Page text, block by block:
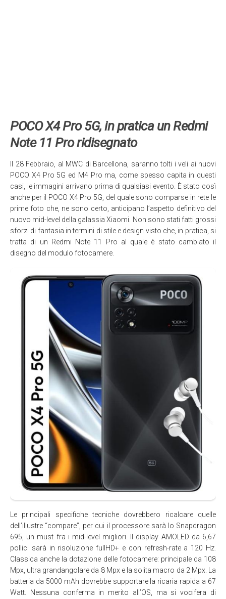
POCO X4 Pro 5G, in pratica un Redmi
Note 11 Pro ridisegnato
Il 28 Febbraio, al MWC di Barcellona, saranno tolti i veli ai nuovi
POCO X4 Pro 5G ed M4 Pro ma, come spesso capita in questi
casi, le immagini arrivano prima di qualsiasi evento. È stato così
anche per il POCO X4 Pro 5G, del quale sono comparse in rete le
prime foto che, ne sono certo, anticipano l’aspetto definitivo del
nuovo mid-level della galassia Xiaomi. Non sono stati fatti grossi
sforzi di fantasia in termini di stile e design visto che, in pratica, si
tratta di un Redmi Note 11 Pro al quale è stato cambiato il
disegno del modulo fotocamere.
Le principali specifiche tecniche dovrebbero ricalcare quelle
dell’illustre “compare”, per cui il processore sarà lo Snapdragon
695, un must fra i mid-level migliori. Il display AMOLED da 6,67
pollici sarà in risoluzione fullHD+ e con refresh-rate a 120 Hz.
Classica anche la dotazione delle fotocamere: principale da 108
Mpx, ultra grandangolare da 8 Mpx e la solita macro da 2 Mpx. La
batteria da 5000 mAh dovrebbe supportare la ricaria rapida a 67
Watt. Nessuna conferma in merito all’OS, ma si vocifera di